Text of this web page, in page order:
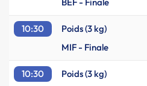
10:30 Poids (3 kg)
MIF - Finale
10:30 Poids (3 kg)